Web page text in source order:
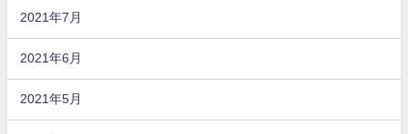
2021年7月
2021年6月
2021年5月